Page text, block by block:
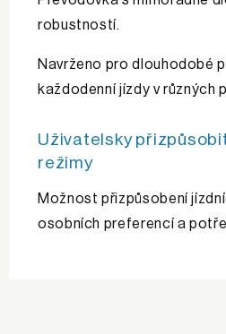
robustností.
Navrženo pro dlouhodobé
každodenní jízdy v různých
Uživatelsky
režimy
Možnost přizpůsobení
osobních preferencí a